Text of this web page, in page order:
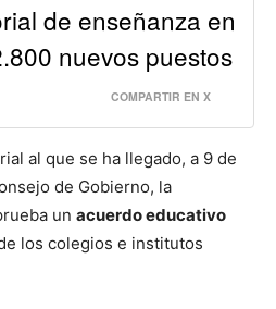
de enseñanza en
nuevos puestos
COMPARTIR EN X
al que se ha llegado, a 9 de
de Gobierno, la
un acuerdo educativo
los colegios e institutos